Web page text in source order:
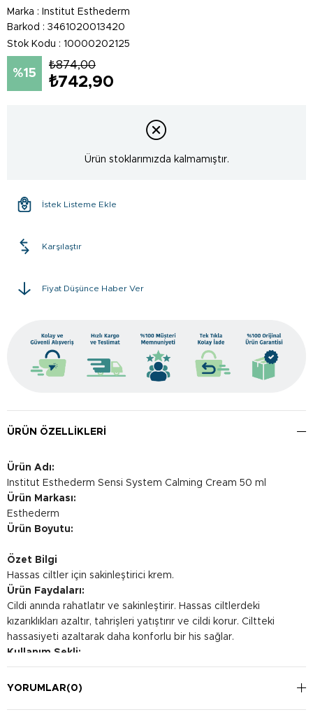
Marka : Institut Esthederm
Barkod : 3461020013420
Stok Kodu
10000202125
15
₺874,00
₺742,90
Ürün stoklarımızda kalmamıştır.
İstek Listeme Ekle
Karşılaştır
Fiyat Düşünce Haber Ver
ÜRÜN ÖZELLIKLERI
Ürün Adı:
Institut Esthederm Sensi System Calming Cream 50 ml
Ürün Markası:
Esthederm
Ürün Boyutu:
Özet Bilgi
Hassas ciltler için sakinleştirici krem.
Ürün Faydaları:
Cildi anında rahatlatır ve sakinleştirir. Hassas ciltlerdeki
kızarıklıkları azaltır, tahrişleri yatıştırır ve cildi korur. Ciltteki
hassasiyeti azaltarak daha konforlu bir his sağlar.
Kullanım Şekli:
Her sabah veya akşam kuru ve temiz yüz, boyun ve dekolte
bölgesine nazik dokunuşlarla, hafifçe masaj yaparak
YORUMLAR(0)